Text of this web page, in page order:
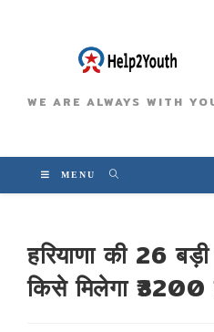
WE ARE ALWAYS WITH
MENU
हरियाणा की 26
किसे मिलेगा ₹3200